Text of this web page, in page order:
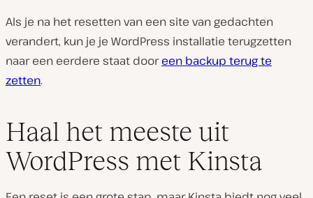
Als je na het resetten van een site van gedachten
verandert, kun je je WordPress installatie terugzetten
naar een eerdere staat dooreen backup terug te
zetten.
Haal het meeste uit
WordPress met Kinsta